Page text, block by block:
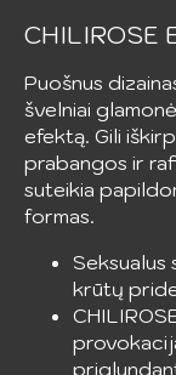
CHILIROSE
Puošnus
švelniai
efektą. Gili
prabangos ir
suteikia
formas.
Seksualus
krūtų